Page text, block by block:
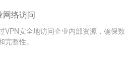
网络访问
VPN安全地访问企业内部资源，确保数
完整性。